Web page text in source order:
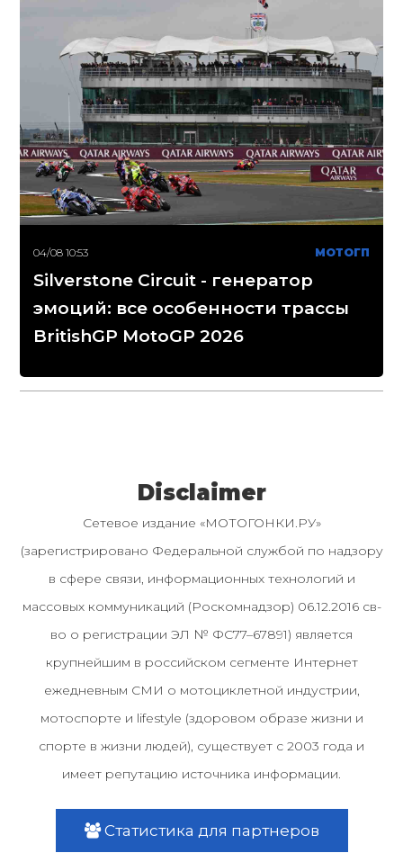
04/08 10:53 МОТОГП
Silverstone Circuit - генератор
эмоций: все особенности трассы
BritishGP MotoGP 2026
Disclaimer
Сетевое издание «МОТОГОНКИ.РУ»
(зарегистрировано Федеральной службой по надзору
в сфере связи, информационных технологий и
массовых коммуникаций (Роскомнадзор) 06.12.2016 св-
во о регистрации ЭЛ № ФС77–67891) является
крупнейшим в российском сегменте Интернет
ежедневным СМИ о мотоциклетной индустрии,
мотоспорте и lifestyle (здоровом образе жизни и
спорте в жизни людей), существует с 2003 года и
имеет репутацию источника информации.
Статистика для партнеров